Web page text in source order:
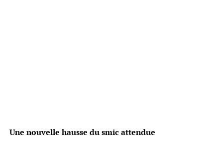
Une nouvelle hausse du smic attendue